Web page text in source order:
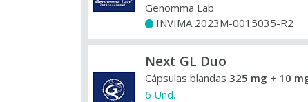
Genomma Lab
INVIMA 2023M-0015035-R2
Next GL Duo
Cápsulas blandas 325 mg + 10
6 Und.